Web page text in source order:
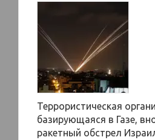
Террористическая
базирующаяся в Газе,
ракетный обстрел